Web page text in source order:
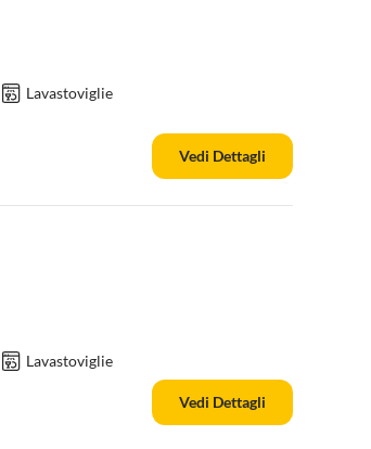
Lavastoviglie
Vedi Dettagli
Lavastoviglie
Vedi Dettagli